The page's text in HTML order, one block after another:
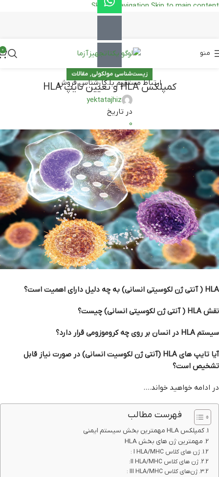
Skip to navigation Skip to main content
ارتباط مستقیم با کارشناس فروش
منو 0
زیست‌شناسی مولکولی, مقالات
کمپلکس HLA و تعیین تایپ HLA
yektatajhiz
در تاریخ
0
HLA ( آنتی ژن لکوسیتی انسانی) به چه دلیل دارای اهمیت است؟
نقش HLA ( آنتی ژن لکوسیتی انسانی) چیست؟
سیستم HLA در انسان بر روی چه کروموزومی قرار دارد؟
آیا تایپ های HLA (آنتی ژن لکوسیت انسانی) در صورت نیاز قابل
تشخیص است؟
در ادامه خواهید خواند….
فهرست مطالب
کمپلکس HLA مهمترین بخش سیستم ایمنی
مهمترین ژن های بخش HLA
ژن های کلاس I HLA/MHC :
ژن های کلاس II HLA/MHC:
ژن‌های کلاس III HLA/MHC :